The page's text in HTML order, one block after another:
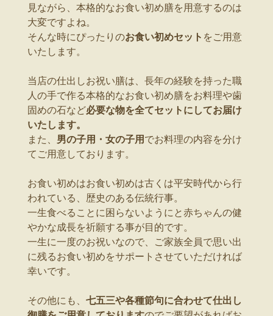
見ながら、本格的なお食い初め膳を用意するのは
大変ですよね。
そんな時にぴったりのお食い初めセット をご用意
いたします。
当店の仕出しお祝い膳は、長年の経験を持った職
人の手で作る本格的なお食い初め膳をお料理や歯
固めの石など必要な物を全てセットにしてお届け
いたします。
また、 男の子用・女の子用でお料理の内容を分け
てご用意しております。
お食い初めはお食い初めは古くは平安時代から行
われている、歴史のある伝統行事。
一生食べることに困らないようにと赤ちゃんの健
やかな成長を祈願する事が目的です。
一生に一度のお祝いなので、ご家族全員で思い出
に残るお食い初めをサポートさせていただければ
幸いです。
その他にも、 七五三や各種節句に合わせて仕出し